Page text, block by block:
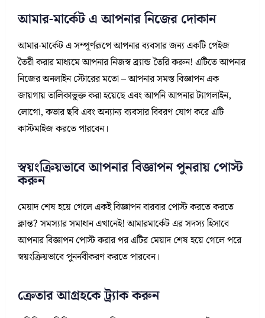
আমার-মার্কেট এ আপনার নিজের দোকান
আমার-মার্কেট এ সম্পূর্ণরূপে আপনার ব্যবসার জন্য একটি পেইজ
তৈরী করার মাধ্যমে আপনার নিজস্ব ব্র্যান্ড তৈরি করুন! এটিতে আপনার
নিজের অনলাইন স্টোরের মতো – আপনার সমস্ত বিজ্ঞাপন এক
জায়গায় তালিকাভুক্ত করা হয়েছে এবং আপনি আপনার ট্যাগলাইন,
লোগো, কভার ছবি এবং অন্যান্য ব্যবসার বিবরণ যোগ করে এটি
কাস্টমাইজ করতে পারবেন।
স্বয়ংক্রিয়ভাবে আপনার বিজ্ঞাপন পুনরায় পোস্ট
করুন
মেয়াদ শেষ হয়ে গেলে একই বিজ্ঞাপন বারবার পোস্ট করতে করতে
ক্লান্ত? সমস্যার সমাধান এখানেই! আমারমার্কেট এর সদস্য হিসাবে
আপনার বিজ্ঞাপন পোস্ট করার পর এটির মেয়াদ শেষ হয়ে গেলে পরে
স্বয়ংক্রিয়ভাবে পুনর্নবীকরণ করতে পারবেন।
ক্রেতার আগ্রহকে ট্র্যাক করুন